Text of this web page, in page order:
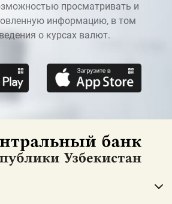
просматривать и
информацию, в том
о курсах валют.